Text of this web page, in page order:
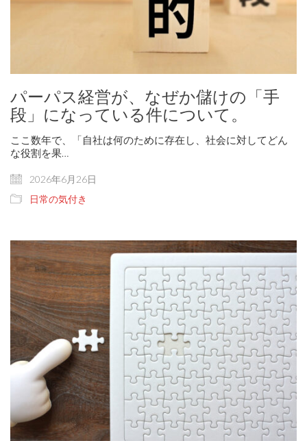
パーパス経営が、なぜか儲けの「手
段」になっている件について。
ここ数年で、「自社は何のために存在し、社会に対してどん
な役割を果…
2026年6月26日
日常の気付き